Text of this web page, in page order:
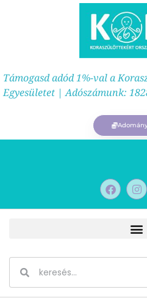
Támogasd adód 1%-val a
Egyesületet | Adószámunk: